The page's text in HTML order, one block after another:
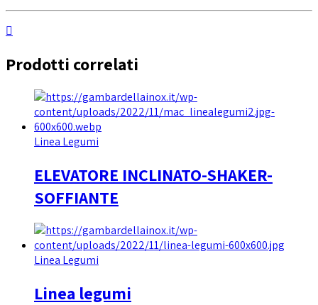
Prodotti correlati
Linea Legumi
ELEVATORE INCLINATO-SHAKER-
SOFFIANTE
Linea Legumi
Linea legumi